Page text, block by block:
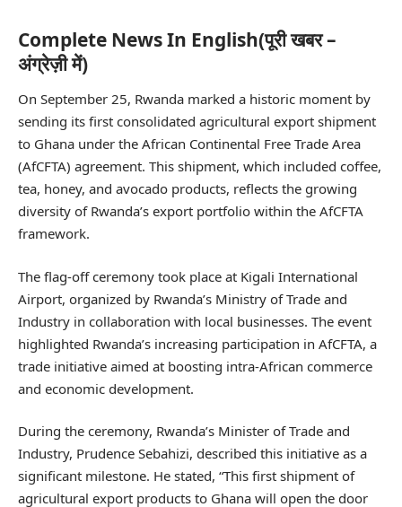
Complete News In English(पूरी खबर –
अंग्रेज़ी में)
On September 25, Rwanda marked a historic moment by
sending its first consolidated agricultural export shipment
to Ghana under the African Continental Free Trade Area
(AfCFTA) agreement. This shipment, which included coffee,
tea, honey, and avocado products, reflects the growing
diversity of Rwanda’s export portfolio within the AfCFTA
framework.
The flag-off ceremony took place at Kigali International
Airport, organized by Rwanda’s Ministry of Trade and
Industry in collaboration with local businesses. The event
highlighted Rwanda’s increasing participation in AfCFTA, a
trade initiative aimed at boosting intra-African commerce
and economic development.
During the ceremony, Rwanda’s Minister of Trade and
Industry, Prudence Sebahizi, described this initiative as a
significant milestone. He stated, “This first shipment of
agricultural export products to Ghana will open the door